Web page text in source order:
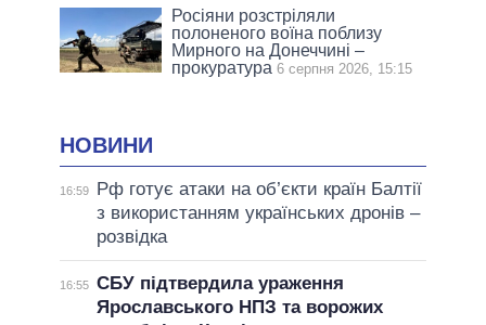
Росіяни розстріляли
полоненого воїна поблизу
Мирного на Донеччині –
прокуратура 6 серпня 2026, 15:15
НОВИНИ
16:59
Рф готує атаки на об’єкти країн Балтії
з використанням українських дронів –
розвідка
16:55 СБУ підтвердила ураження
Ярославського НПЗ та ворожих